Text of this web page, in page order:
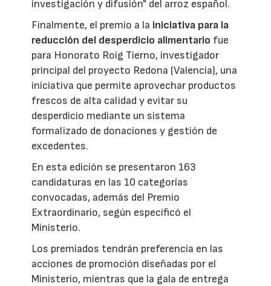
investigación y difusión" del arroz español.
Finalmente, el premio a la iniciativa para la
reducción del desperdicio alimentario fue
para Honorato Roig Tierno, investigador
principal del proyecto Redona (Valencia), una
iniciativa que permite aprovechar productos
frescos de alta calidad y evitar su
desperdicio mediante un sistema
formalizado de donaciones y gestión de
excedentes.
En esta edición se presentaron 163
candidaturas en las 10 categorías
convocadas, además del Premio
Extraordinario, según especificó el
Ministerio.
Los premiados tendrán preferencia en las
acciones de promoción diseñadas por el
Ministerio, mientras que la gala de entrega